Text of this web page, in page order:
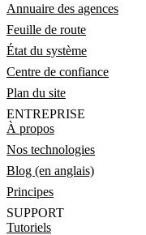
Annuaire des agences
Feuille de route
État du système
Centre de confiance
Plan du site
ENTREPRISE
À propos
Nos technologies
Blog (en anglais)
Principes
SUPPORT
Tutoriels